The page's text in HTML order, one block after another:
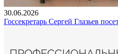
30.06.2026
Госсекретарь Сергей Глазьев